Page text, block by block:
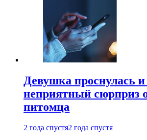
Девушка проснулась
неприятный сюрприз
питомца
2 года спустя2 года спустя